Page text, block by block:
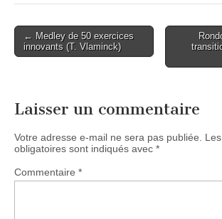
Post
navigation
← Medley de 50 exercices
innovants (T. Vlaminck)
Laisser un commentaire
Votre adresse e-mail ne sera pas publiée.
obligatoires sont indiqués avec *
Commentaire *